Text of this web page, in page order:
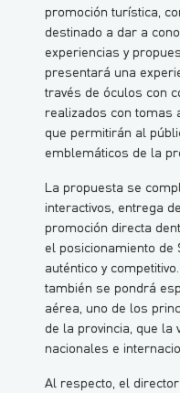
promoción turística,
destinado a dar a
experiencias y
presentará una
través de óculos con
realizados con tomas
que permitirán al
emblemáticos de la
La propuesta se
interactivos, entrega
promoción directa
el posicionamiento de
auténtico y
también se pondrá
aérea, uno de los
de la provincia, que la
nacionales e
Al respecto, el